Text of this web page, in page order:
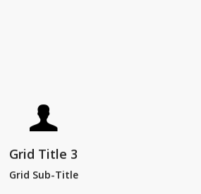
Grid Title 3
Grid Sub-Title